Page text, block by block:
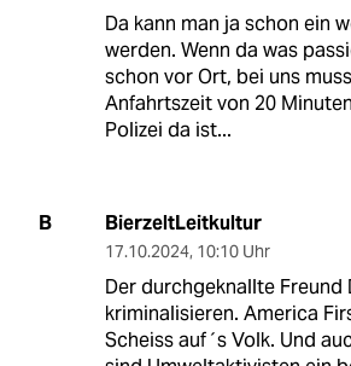
Da kann man ja schon ein
werden. Wenn da was
schon vor Ort, bei uns
Anfahrtszeit von 20
Polizei da ist...
B BierzeltLeitkultur
17.10.2024, 10:10 Uhr
Der durchgeknallte Freund
kriminalisieren. America
Scheiss auf´s Volk. Und